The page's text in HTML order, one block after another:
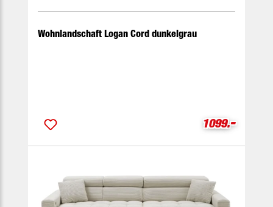
Wohnlandschaft Logan Cord dunkelgrau
Verkaufspreis:
1099.-